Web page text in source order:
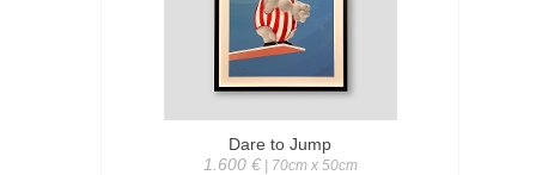
Dare to Jump
1.600 €| 70cm x 50cm